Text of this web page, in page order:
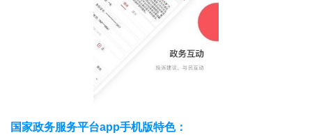
国家政务服务平台app手机版特色：